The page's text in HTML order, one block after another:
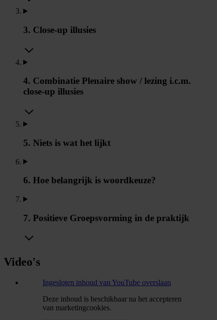
3. Close-up illusies
4. Combinatie Plenaire show / lezing i.c.m.
close-up illusies
5. Niets is wat het lijkt
6. Hoe belangrijk is woordkeuze?
7. Positieve Groepsvorming in de praktijk
Video's
Ingesloten inhoud van YouTube overslaan
Deze inhoud is beschikbaar na het accepteren
van marketingcookies.